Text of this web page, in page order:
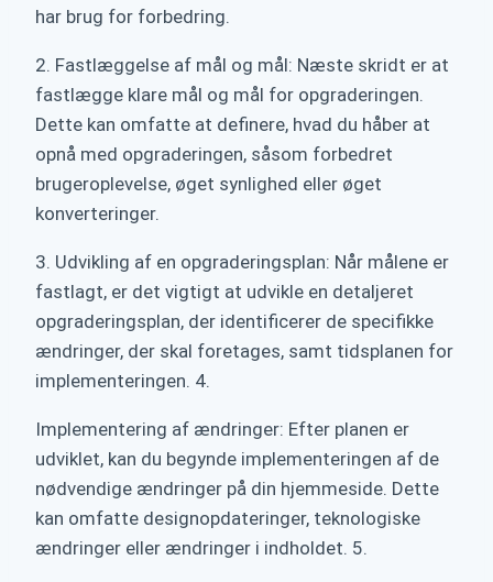
har brug for forbedring.
2. Fastlæggelse af mål og mål: Næste skridt er at
fastlægge klare mål og mål for opgraderingen.
Dette kan omfatte at definere, hvad du håber at
opnå med opgraderingen, såsom forbedret
brugeroplevelse, øget synlighed eller øget
konverteringer.
3. Udvikling af en opgraderingsplan: Når målene er
fastlagt, er det vigtigt at udvikle en detaljeret
opgraderingsplan, der identificerer de specifikke
ændringer, der skal foretages, samt tidsplanen for
implementeringen. 4.
Implementering af ændringer: Efter planen er
udviklet, kan du begynde implementeringen af de
nødvendige ændringer på din hjemmeside. Dette
kan omfatte designopdateringer, teknologiske
ændringer eller ændringer i indholdet. 5.